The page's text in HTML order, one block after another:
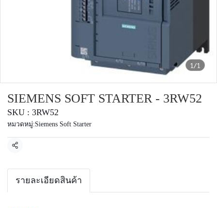
1/1
SIEMENS SOFT STARTER - 3RW52
SKU : 3RW52
หมวดหมู่:Siemens Soft Starter
แชร์
รายละเอียดสินค้า